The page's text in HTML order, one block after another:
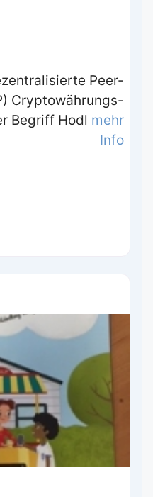
Peer-
Cryptowährungs-
Begriff Hodl mehr
Info